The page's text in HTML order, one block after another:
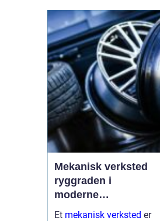
vintervägar och torra
sommarvägar behöver
däcken alltid vara
anpassade för
underlaget. Ett
genomtänkt däckby...
Mekanisk verksted
ryggraden i
moderne
maskinpark
Et mekanisk verksted er